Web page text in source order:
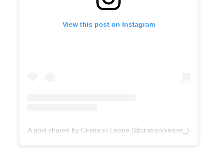
View this post on Instagram
A post shared by Cristiano Leone (@cristianoleone_)